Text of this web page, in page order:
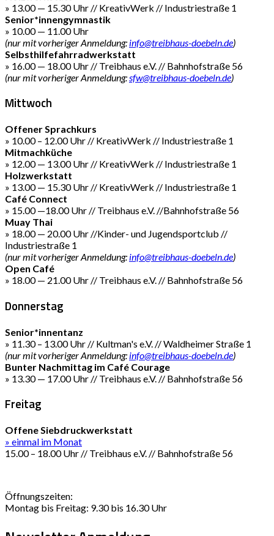
» 13.00 — 15.30 Uhr // KreativWerk // Industriestraße 1
Senior*innengymnastik
» 10.00 — 11.00 Uhr
(nur mit vorheriger Anmeldung: info@treibhaus-doebeln.de)
Selbsthilfefahrradwerkstatt
» 16.00 — 18.00 Uhr // Treibhaus e.V. // Bahnhofstraße 56
(nur mit vorheriger Anmeldung: sfw@treibhaus-doebeln.de)
Mittwoch
Offener Sprachkurs
» 10.00 – 12.00 Uhr // KreativWerk // Industriestraße 1
Mitmachküche
» 12.00 — 13.00 Uhr // KreativWerk // Industriestraße 1
Holzwerkstatt
» 13.00 — 15.30 Uhr // KreativWerk // Industriestraße 1
Café Connect
» 15.00 —18.00 Uhr // Treibhaus e.V. //Bahnhofstraße 56
Muay Thai
» 18.00 — 20.00 Uhr //Kinder- und Jugendsportclub //
Industriestraße 1
(nur mit vorheriger Anmeldung: info@treibhaus-doebeln.de)
Open Café
» 18.00 — 21.00 Uhr // Treibhaus e.V. // Bahnhofstraße 56
Donnerstag
Senior*innentanz
» 11.30 – 13.00 Uhr // Kultman's e.V. // Waldheimer Straße 1
(nur mit vorheriger Anmeldung: info@treibhaus-doebeln.de)
Bunter Nachmittag im Café Courage
» 13.30 — 17.00 Uhr // Treibhaus e.V. // Bahnhofstraße 56
Freitag
Offene Siebdruckwerkstatt
» einmal im Monat
15.00 – 18.00 Uhr // Treibhaus e.V. // Bahnhofstraße 56
Öffnungszeiten:
Montag bis Freitag: 9.30 bis 16.30 Uhr